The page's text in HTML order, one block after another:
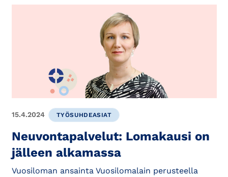
15.4.2024 TYÖSUHDEASIAT
Neuvontapalvelut: Lomakausi on
jälleen alkamassa
Vuosiloman ansainta Vuosilomalain perusteella